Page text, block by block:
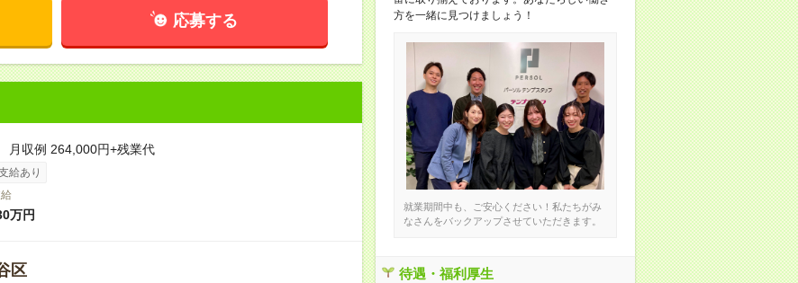
応募する
収例 264,000円+残業代
給あり
万円
区
方を一緒に見つけましょう！
就業期間中も、ご安心ください！私たちがみ
なさんをバックアップさせていただきます。
待遇・福利厚生